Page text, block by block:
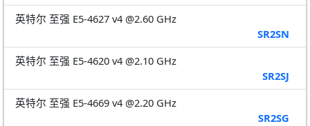
英特尔 至强 E5-4627 v4 @2.60 GHz
SR2SN
英特尔 至强 E5-4620 v4 @2.10 GHz
SR2SJ
英特尔 至强 E5-4669 v4 @2.20 GHz
SR2SG